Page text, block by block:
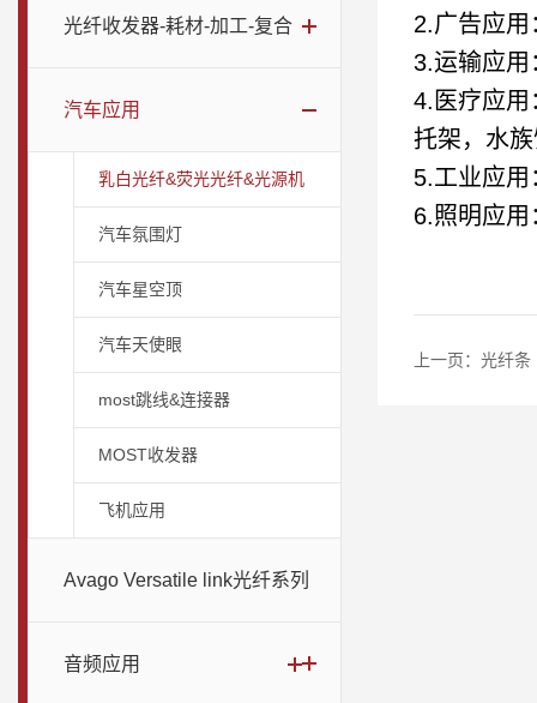
光纤收发器-耗材-加工-复合
汽车应用
乳白光纤&荧光光纤&光源机
汽车氛围灯
汽车星空顶
汽车天使眼
most跳线&连接器
MOST收发器
飞机应用
Avago Versatile link光纤系列
音频应用
2.广告应
3.运输应用
4. 医疗应
托架，水
5.工业应
6.照明应
上一页： 光纤条